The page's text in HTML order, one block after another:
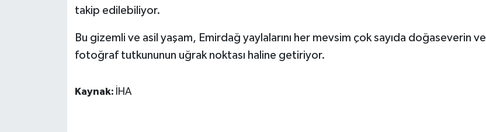
takip edilebiliyor.
Bu gizemli ve asil yaşam, Emirdağ yaylalarını her mevsim çok sayıda doğaseverin ve
fotoğraf tutkununun uğrak noktası haline getiriyor.
Kaynak: İHA